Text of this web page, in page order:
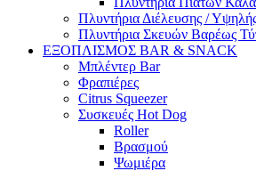
Πλυντήρια Διέλευσης /
Πλυντήρια Σκευών Βαρέως
ΕΞΟΠΛΙΣΜΟΣ BAR & SNACK
Μπλέντερ Bar
Φραπιέρες
Citrus Squeezer
Συσκευές Hot Dog
Roller
Βρασμού
Ψωμιέρα